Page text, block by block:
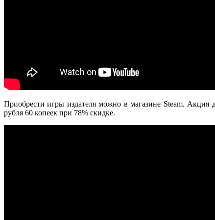
Приобрести игры издателя можно в магазине Steam. Акция
рубля 60 копеек при 78% скидке.